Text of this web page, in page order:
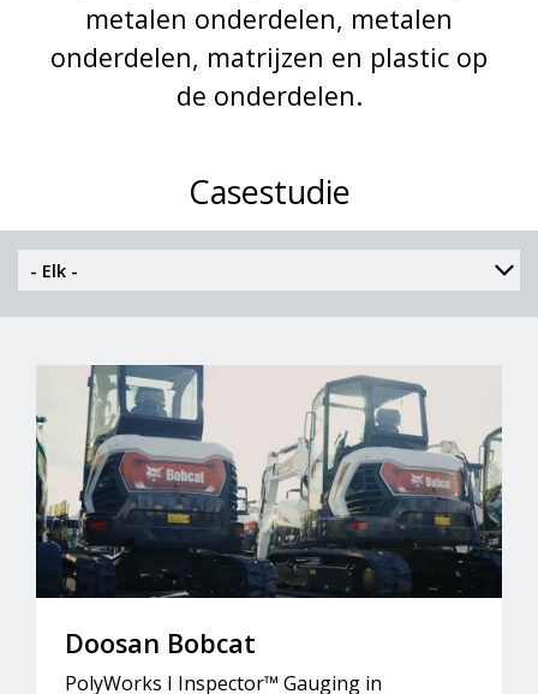
metalen onderdelen, metalen
onderdelen, matrijzen en plastic op
de onderdelen.
Casestudie
Doosan Bobcat
PolyWorks I Inspector™ Gauging in